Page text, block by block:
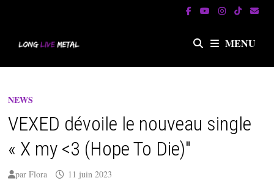
MENU
NEWS
VEXED dévoile le nouveau single
« X my <3 (Hope To Die)"
parFlora 11 juin 2023